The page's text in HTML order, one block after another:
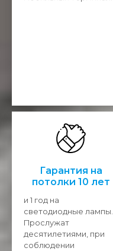
Гарантия на
потолки 10 лет
и 1 год на
светодиодные лампы.
Прослужат
десятилетиями, при
соблюдении